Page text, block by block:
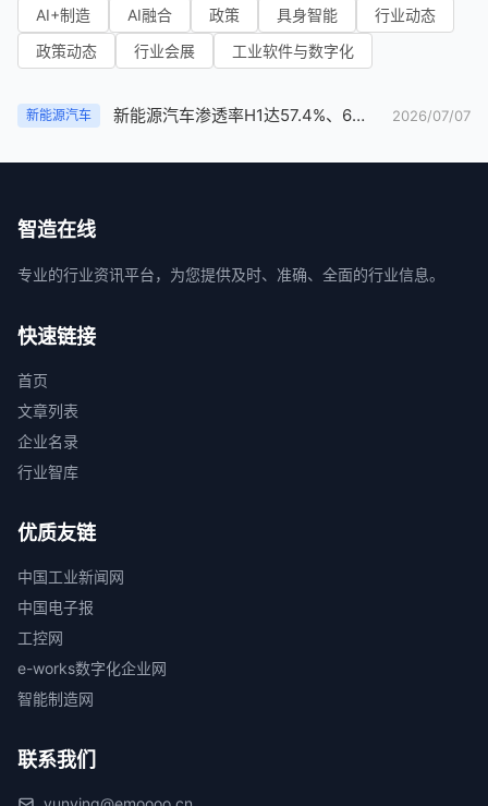
AI+制造
AI融合 政策 具身智能
行业动态
政策动态
行业会展 工业软件与数字化
新能源汽车 新能源汽车渗透率H1达57.4%、6月零售破63.8%：油退电进的趋势观察 2026/07/07
智造在线
专业的行业资讯平台，为您提供及时、准确、全面的行业信息。
快速链接
首页
文章列表
企业名录
行业智库
优质友链
中国工业新闻网
中国电子报
工控网
e-works数字化企业网
智能制造网
联系我们